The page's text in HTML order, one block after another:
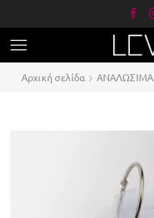
Αρχική σελίδα ΑΝΑΛΩΣΙΜΑ